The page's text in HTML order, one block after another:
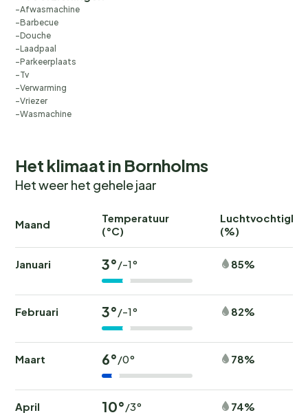
Afwasmachine
Barbecue
Douche
Laadpaal
Parkeerplaats
Tv
Verwarming
Vriezer
Wasmachine
Het klimaat in Bornholms
Het weer het gehele jaar
Maand
Temperatuur
(°C)
(%)
Januari 3°/-1° 85%
Februari 3°/-1° 82%
Maart 6°/0° 78%
April 10°/3° 74%